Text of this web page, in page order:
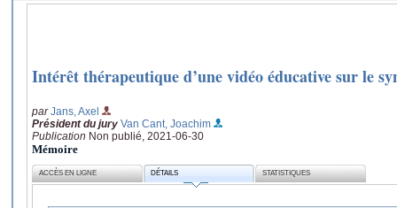
Intérêt thérapeutique d’une vidéo éducative sur le
parJans, Axel
Président du jury Van Cant, Joachim
Publication Non publié, 2021-06-30
Mémoire
ACCÈS EN LIGNE DÉTAILS STATISTIQUES